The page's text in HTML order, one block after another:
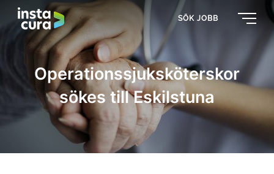
SÖK JOBB
Operationssjuksköterskor
sökes till Eskilstuna